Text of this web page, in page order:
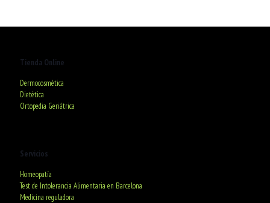
Tienda Online
Dermocosmética
Dietética
Ortopedia Geriátrica
Servicios
Homeopatía
Test de Intolerancia Alimentaria en Barcelona
Medicina reguladora